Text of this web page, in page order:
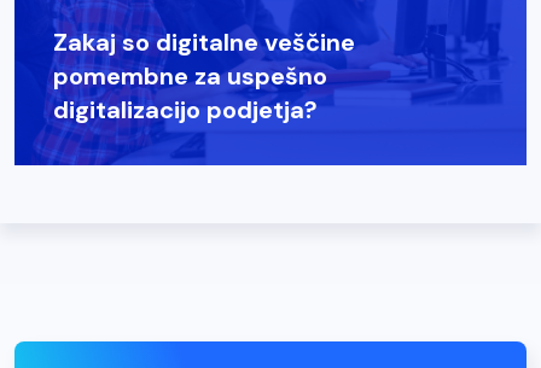
Zakaj so digitalne veščine
pomembne za uspešno
digitalizacijo podjetja?